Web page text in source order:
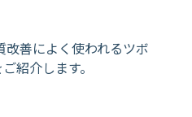
善によく使われるツボ
紹介します。